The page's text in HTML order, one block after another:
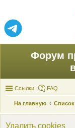
Форум
Ссылки FAQ
На главную
Удалить cookies